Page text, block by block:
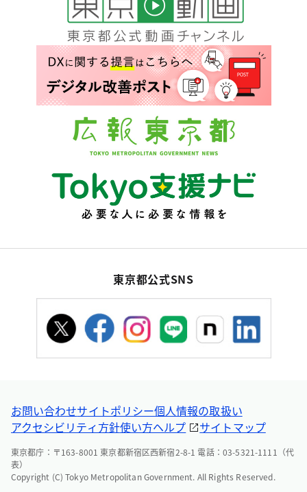
東京都公式SNS
お問い合わせサイトポリシー個人情報の取扱い
アクセシビリティ方針使い方ヘルプ サイトマップ
東京都庁：〒163-8001 東京都新宿区西新宿2-8-1 電話：03-5321-1111（代
表）
Copyright (C) Tokyo Metropolitan Government. All Rights Reserved.